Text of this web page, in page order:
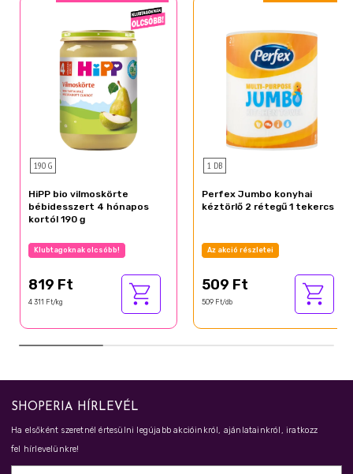
190 G
HiPP bio vilmoskörte
bébidesszert 4 hónapos
kortól 190 g
Klubtagoknak olcsóbb!
819 Ft
4 311 Ft/kg
1 DB
Perfex Jumbo konyhai
kéztörlő 2 rétegű 1 tekercs
Az akció részletei
509 Ft
509 Ft/db
SHOPERIA HÍRLEVÉL
Ha elsőként szeretnél értesülni legújabb akcióinkról, ajánlatainkról, iratkozz
fel hírlevelünkre!